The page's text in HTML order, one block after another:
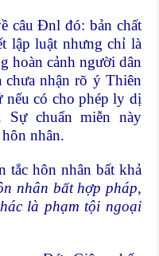
câu Đnl đó: bản chất
lập luật nhưng chỉ là
hoàn cảnh người dân
chưa nhận rõ ý Thiên
nếu có cho phép ly dị
chuẩn miễn này
nhân.
tắc hôn nhân bất khả
nhân bất hợp pháp,
là phạm tội ngoại